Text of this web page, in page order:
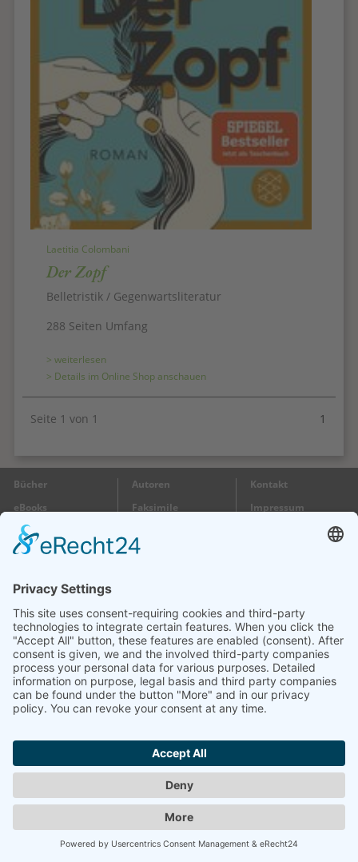
Laetitia Colombani
Der Zopf
Belletristik / Gegenwartsliteratur
288 Seiten Umfang
> weiterlesen
> Details im Online Shop anschauen
Seite 1 von 1 1
Bücher
eBooks
Gutscheine
Autoren
Faksimile
Kontakt
Impressum
Besuchen Sie uns:
im 1. Stock
Markstraße 58
71364 Winnenden
Öffnungszeiten:
Mo + Do + Fr 10 – 17 Uhr
Di + Mi 10 – 14 Uhr
07195 5830-30
www.shop-buch-kreh.de